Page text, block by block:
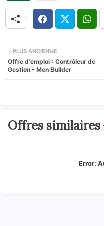
PLUS ANCIENNE
Offre d'emploi : Contrôleur de
Gestion - Men Builder
Offres similaires
Error: